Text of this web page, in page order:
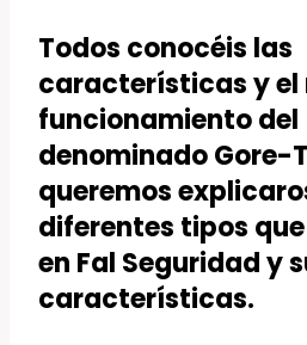
Todos conocéis las
características y el
funcionamiento del
denominado Gore-
queremos
diferentes tipos
en Fal Seguridad y
características.